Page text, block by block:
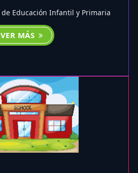
de Educación Infantil y Primaria
VER MÁS